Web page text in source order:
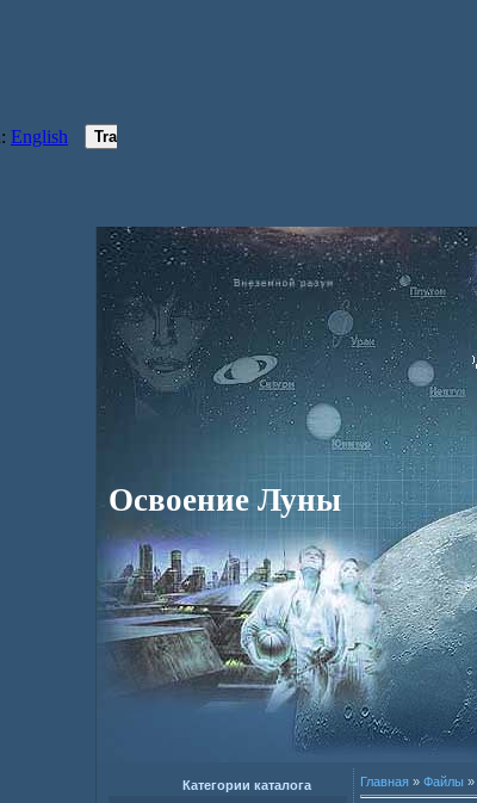
Освоение Луны
Категории каталога
Главная » Файлы »